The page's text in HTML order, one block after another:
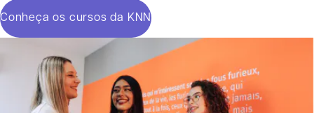
Conheça os cursos da KNN